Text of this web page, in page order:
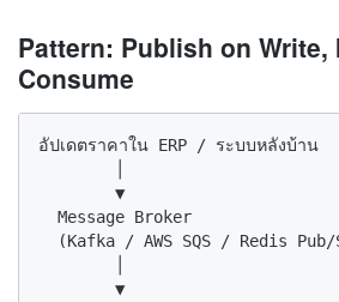
Pattern: Publish on Write,
Consume
อัปเดตราคาใน ERP / ระบบหลังบ้าน
        ▼
  Message Broker
(Kafka / AWS SQS / Redis Pub/
        ▼